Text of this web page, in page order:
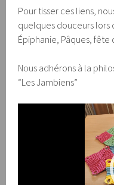
Pour tisser ces liens,
quelques douceurs lors
Épiphanie, Pâques, fête
Nous adhérons à la
“Les Jambiens”